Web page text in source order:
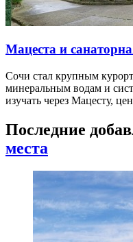
Мацеста и
Сочи стал крупным
минеральным водам и
изучать через Мацесту,
Последние
места